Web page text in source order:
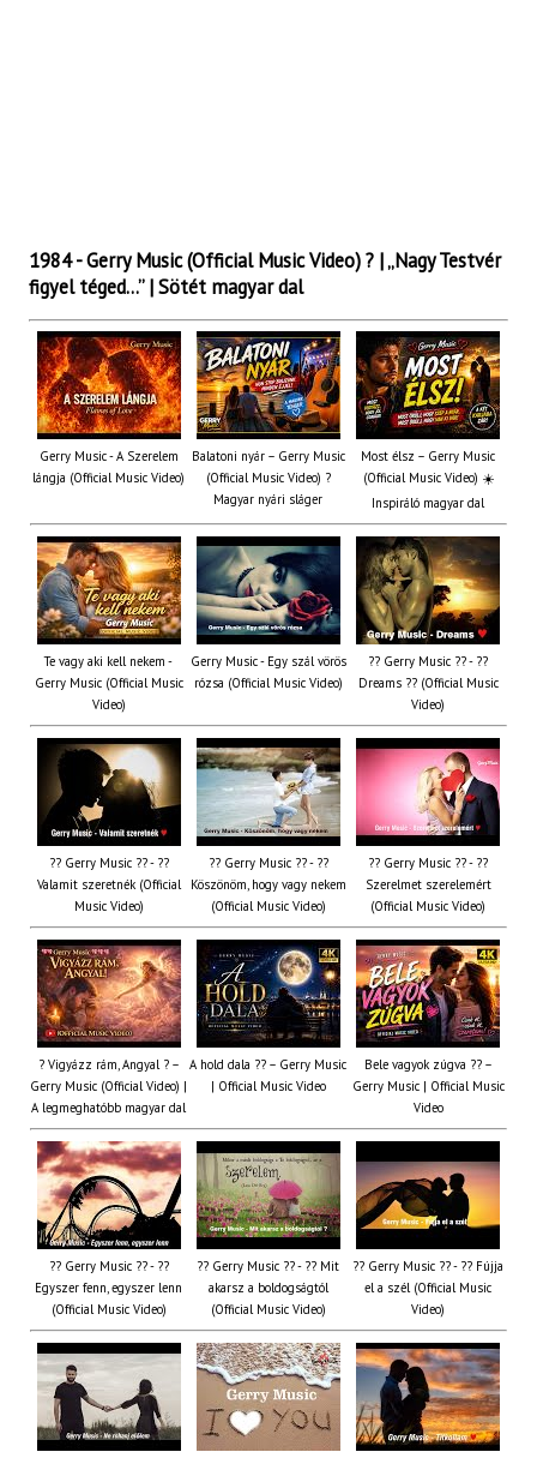
1984 - Gerry Music (Official Music Video) ?️ | „Nagy Testvér
figyel téged…” | Sötét magyar dal
Gerry Music - A Szerelem
lángja (Official Music Video)
Balatoni nyár – Gerry Music
(Official Music Video) ?
Magyar nyári sláger
Most élsz – Gerry Music
(Official Music Video) ☀️
Inspiráló magyar dal
Te vagy aki kell nekem -
Gerry Music (Official Music
Video)
Gerry Music - Egy szál vörös
rózsa (Official Music Video)
?? Gerry Music ?? - ??
Dreams ?? (Official Music
Video)
?? Gerry Music ?? - ??
Valamit szeretnék (Official
Music Video)
?? Gerry Music ?? - ??
Köszönöm, hogy vagy nekem
(Official Music Video)
?? Gerry Music ?? - ??
Szerelmet szerelemért
(Official Music Video)
? Vigyázz rám, Angyal ? –
Gerry Music (Official Video) |
A legmeghatóbb magyar dal
A hold dala ?? – Gerry Music
| Official Music Video
Bele vagyok zúgva ?? –
Gerry Music | Official Music
Video
?? Gerry Music ?? - ??
Egyszer fenn, egyszer lenn
(Official Music Video)
?? Gerry Music ?? - ?? Mit
akarsz a boldogságtól
(Official Music Video)
?? Gerry Music ?? - ?? Fújja
el a szél (Official Music
Video)